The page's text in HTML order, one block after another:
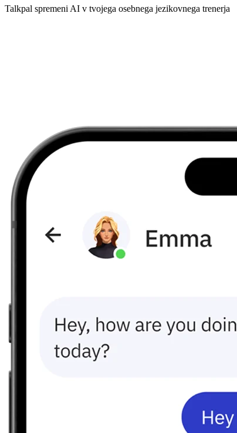
Talkpal spremeni AI v tvojega osebnega jezikovnega trenerja